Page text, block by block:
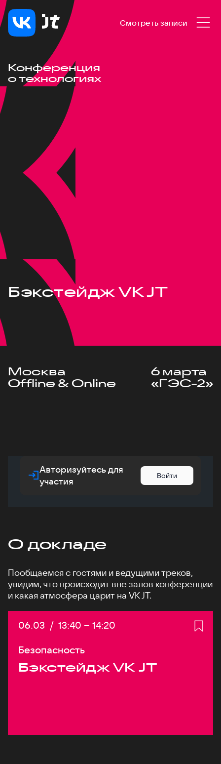
Смотреть записи
Конференция
о технологиях
Бэкстейдж VK JT
Москва
Offline & Online
6 марта
«ГЭС-2»
Авторизуйтесь для
участия
Войти
О докладе
Пообщаемся с гостями и ведущими треков,
увидим, что происходит вне залов конференции
и какая атмосфера царит на VK JT.
Дата:
06.03 / Начало:
13:40 – Конец:
14:20
Безопасность
Бэкстейдж VK JT